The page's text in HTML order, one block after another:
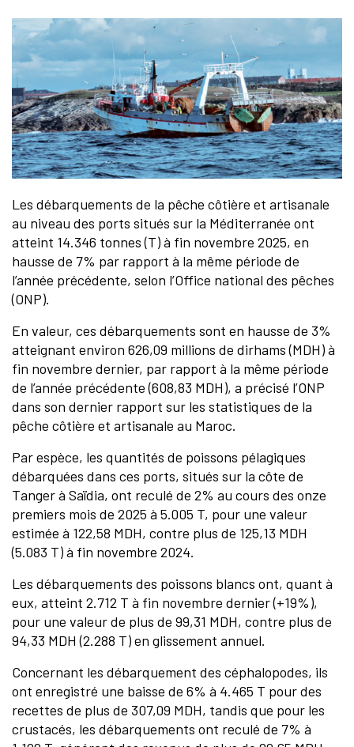
Les débarquements de la pêche côtière et artisanale
au niveau des ports situés sur la Méditerranée ont
atteint 14.346 tonnes (T) à fin novembre 2025, en
hausse de 7% par rapport à la même période de
l’année précédente, selon l’Office national des pêches
(ONP).
En valeur, ces débarquements sont en hausse de 3%
atteignant environ 626,09 millions de dirhams (MDH) à
fin novembre dernier, par rapport à la même période
de l’année précédente (608,83 MDH), a précisé l’ONP
dans son dernier rapport sur les statistiques de la
pêche côtière et artisanale au Maroc.
Par espèce, les quantités de poissons pélagiques
débarquées dans ces ports, situés sur la côte de
Tanger à Saïdia, ont reculé de 2% au cours des onze
premiers mois de 2025 à 5.005 T, pour une valeur
estimée à 122,58 MDH, contre plus de 125,13 MDH
(5.083 T) à fin novembre 2024.
Les débarquements des poissons blancs ont, quant à
eux, atteint 2.712 T à fin novembre dernier (+19%),
pour une valeur de plus de 99,31 MDH, contre plus de
94,33 MDH (2.288 T) en glissement annuel.
Concernant les débarquement des céphalopodes, ils
ont enregistré une baisse de 6% à 4.465 T pour des
recettes de plus de 307,09 MDH, tandis que pour les
crustacés, les débarquements ont reculé de 7% à